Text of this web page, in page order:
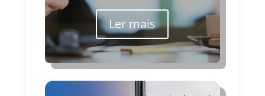
Ler mais